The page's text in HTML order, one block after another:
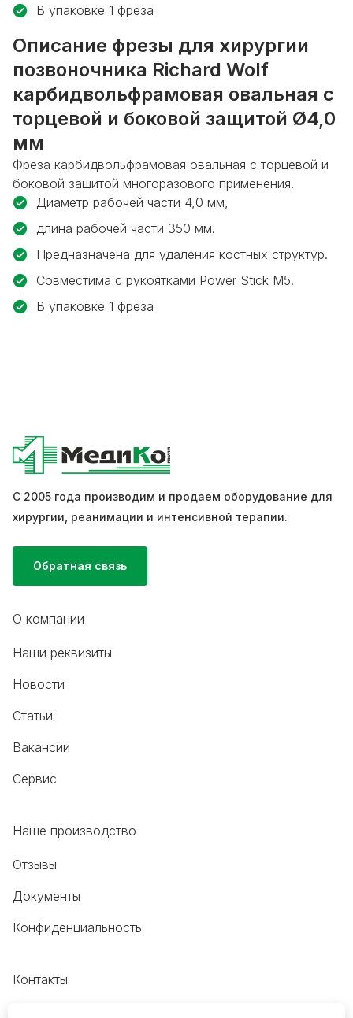
В упаковке 1 фреза
Описание фрезы для хирургии
позвоночника Richard Wolf
карбидвольфрамовая овальная с
торцевой и боковой защитой Ø4,0
мм
Фреза карбидвольфрамовая овальная с торцевой и
боковой защитой многоразового применения.
Диаметр рабочей части 4,0 мм,
длина рабочей части 350 мм.
Предназначена для удаления костных структур.
Совместима с рукоятками Power Stick M5.
В упаковке 1 фреза
С 2005 года производим и продаем оборудование для
хирургии, реанимации и интенсивной терапии.
Обратная связь
О компании
Наши реквизиты
Новости
Статьи
Вакансии
Сервис
Наше производство
Отзывы
Документы
Конфиденциальность
Контакты